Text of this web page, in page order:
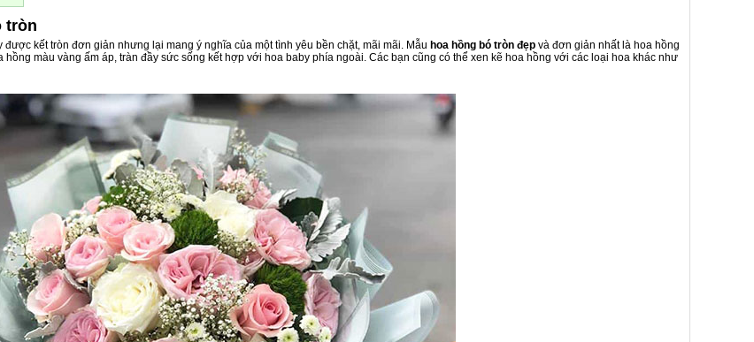
tròn
kết tròn đơn giản nhưng lại mang ý nghĩa của một tình yêu bền chặt, mãi mãi. Mẫu hoa hồng bó tròn đẹp và đơn giản nhất là hoa hồng
màu vàng ấm áp, tràn đầy sức sống kết hợp với hoa baby phía ngoài. Các bạn cũng có thể xen kẽ hoa hồng với các loại hoa khác như